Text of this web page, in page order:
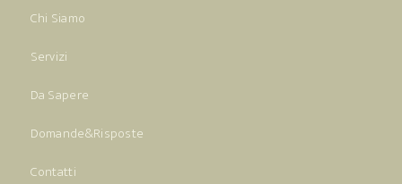
Chi Siamo
Servizi
Da Sapere
Domande&Risposte
Contatti